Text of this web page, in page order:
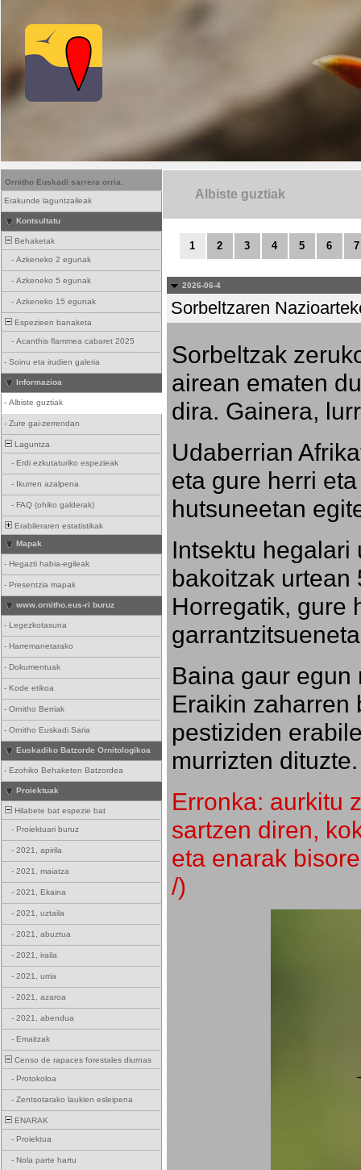
Ornitho Euskadi sarrera orria.
Erakunde laguntzaileak
Kontsultatu
Behaketak
- Azkeneko 2 egunak
- Azkeneko 5 egunak
- Azkeneko 15 egunak
Espezieen banaketa
- Acanthis flammea cabaret 2025
- Soinu eta irudien galeria
Informazioa
- Albiste guztiak
- Zure gai-zerrendan
Laguntza
- Erdi ezkutaturiko espezieak
- Ikurren azalpena
- FAQ (ohiko galderak)
Erabileraren estatistikak
Mapak
- Hegazti habia-egileak
- Presentzia mapak
www.ornitho.eus-ri buruz
- Legezkotasuna
- Harremanetarako
- Dokumentuak
- Kode etikoa
- Ornitho Berriak
- Ornitho Euskadi Saria
Euskadiko Batzorde Ornitologikoa
- Ezohiko Behaketen Batzordea
Proiektuak
Hilabete bat espezie bat
- Proiektuari buruz
- 2021, apirila
- 2021, maiatza
- 2021, Ekaina
- 2021, uztaila
- 2021, abuztua
- 2021, iraila
- 2021, urria
- 2021, azaroa
- 2021, abendua
- Emaitzak
Censo de rapaces forestales diurnas
- Protokoloa
- Zentsotarako laukien esleipena
ENARAK
- Proiektua
- Nola parte hartu
Albiste guztiak
1 2 3 4 5 6 7
2026-06-4
Sorbeltzaren
Sorbeltzak
airean ematen
dira. Gainera,
Udaberrian
eta gure herri
hutsuneetan
Intsektu hegalari
bakoitzak urtean
Horregatik, gure
Baina gaur egun
Eraikin zaharren
pestiziden
murrizten dituzte.
Erronka: aurkitu
sartzen diren,
eta enarak
/)